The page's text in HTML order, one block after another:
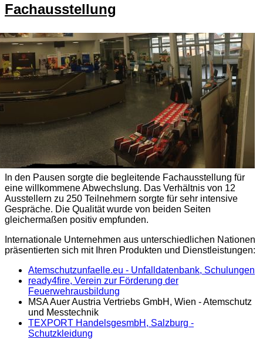
Fachausstellung
In den Pausen sorgte die begleitende Fachausstellung für
eine willkommene Abwechslung. Das Verhältnis von 12
Ausstellern zu 250 Teilnehmern sorgte für sehr intensive
Gespräche. Die Qualität wurde von beiden Seiten
gleichermaßen positiv empfunden.
Internationale Unternehmen aus unterschiedlichen Nationen
präsentierten sich mit Ihren Produkten und Dienstleistungen:
Atemschutzunfaelle.eu - Unfalldatenbank, Schulungen
ready4fire, Verein zur Förderung der
Feuerwehrausbildung
MSA Auer Austria Vertriebs GmbH, Wien - Atemschutz
und Messtechnik
TEXPORT HandelsgesmbH, Salzburg -
Schutzkleidung